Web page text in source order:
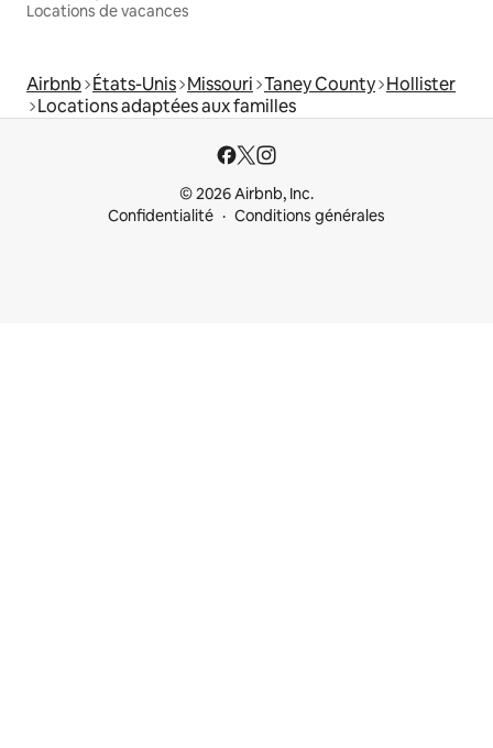
Locations de vacances
Airbnb États-Unis Missouri Taney County Hollister
Locations adaptées aux familles
© 2026 Airbnb, Inc.
Confidentialité
Conditions générales